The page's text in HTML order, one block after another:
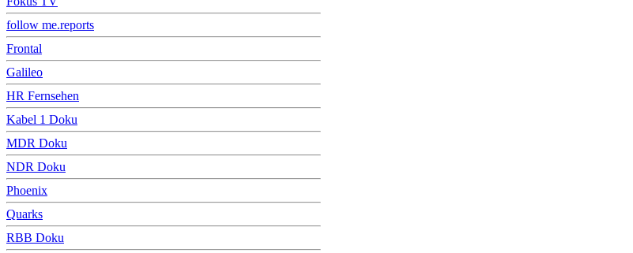
follow me.reports
Frontal
Galileo
HR Fernsehen
Kabel 1 Doku
MDR Doku
NDR Doku
Phoenix
Quarks
RBB Doku